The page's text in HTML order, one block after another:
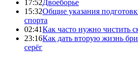
17:52Двоеборье
15:32Общие указания
спорта
02:41Как часто нужно чистить
23:16Как дать вторую жизнь
серёг